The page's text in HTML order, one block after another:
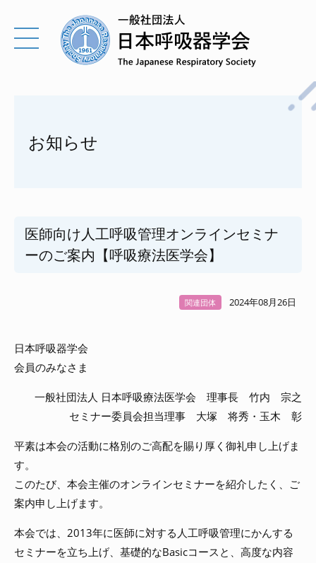
お知らせ
医師向け人工呼吸管理オンラインセミナ
ーのご案内【呼吸療法医学会】
関連団体 2024年08月26日
日本呼吸器学会
会員のみなさま
一般社団法人 日本呼吸療法医学会 理事長 竹内 宗之
セミナー委員会担当理事 大塚 将秀・玉木 彰
平素は本会の活動に格別のご高配を賜り厚く御礼申し上げま
す。
このたび、本会主催のオンラインセミナーを紹介したく、ご
案内申し上げます。
本会では、2013年に医師に対する人工呼吸管理にかんする
セミナーを立ち上げ、基礎的なBasicコースと、高度な内容